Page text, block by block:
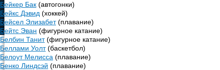
Бейкер Бак (автогонки)
Бейкс Дэвид (хоккей)
Бейсел Элизабет(плавание)
Бейтс Эван (фигурное катание)
Белбин Танит(фигурное катание)
Беллами Уолт(баскетбол)
Белоут Мелисса (плавание)
Бенко Линдсэй (плавание)